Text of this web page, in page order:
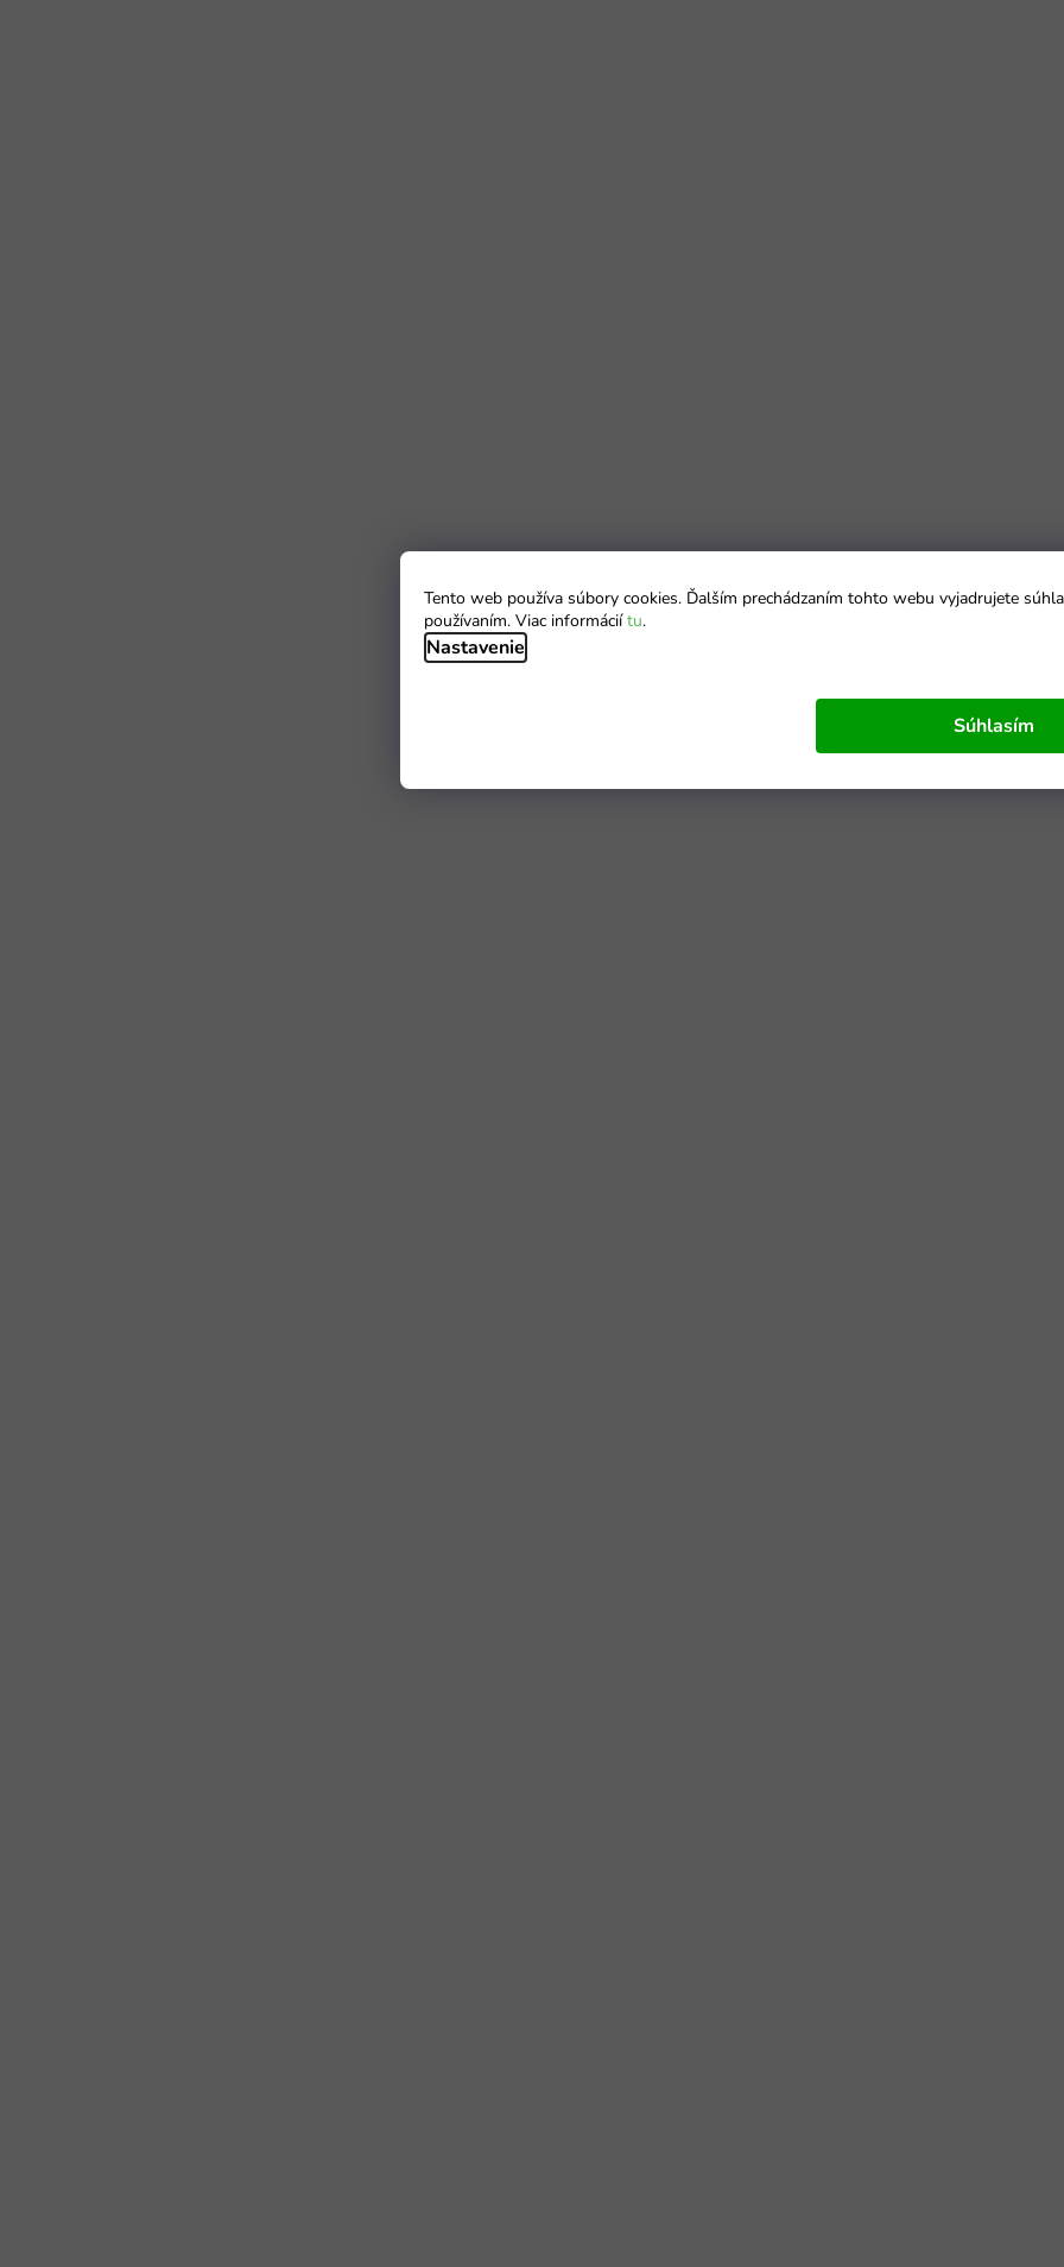
Tento web používa súbory cookies. Ďalším prechádzaním tohto webu vyjadrujete
používaním. Viac informáciítu.
Nastavenie
Súhlasím